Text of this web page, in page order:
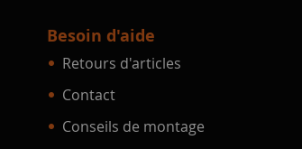
Besoin d'aide
Retours d'articles
Contact
Conseils de montage